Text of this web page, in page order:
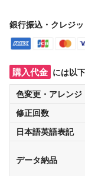
銀行振込・クレジ
購入代金 には以
色変更・アレンジ
修正回数
日本語英語表記
データ納品